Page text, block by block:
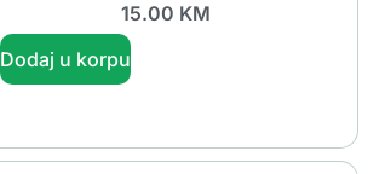
15.00 KM
Dodaj u korpu